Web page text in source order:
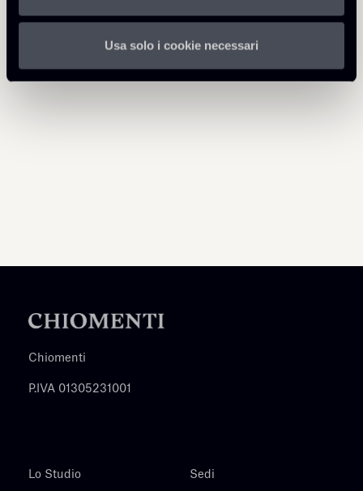
Usa solo i cookie necessari
Torna agli Insights
Chiomenti
P.IVA 01305231001
Lo Studio Sedi